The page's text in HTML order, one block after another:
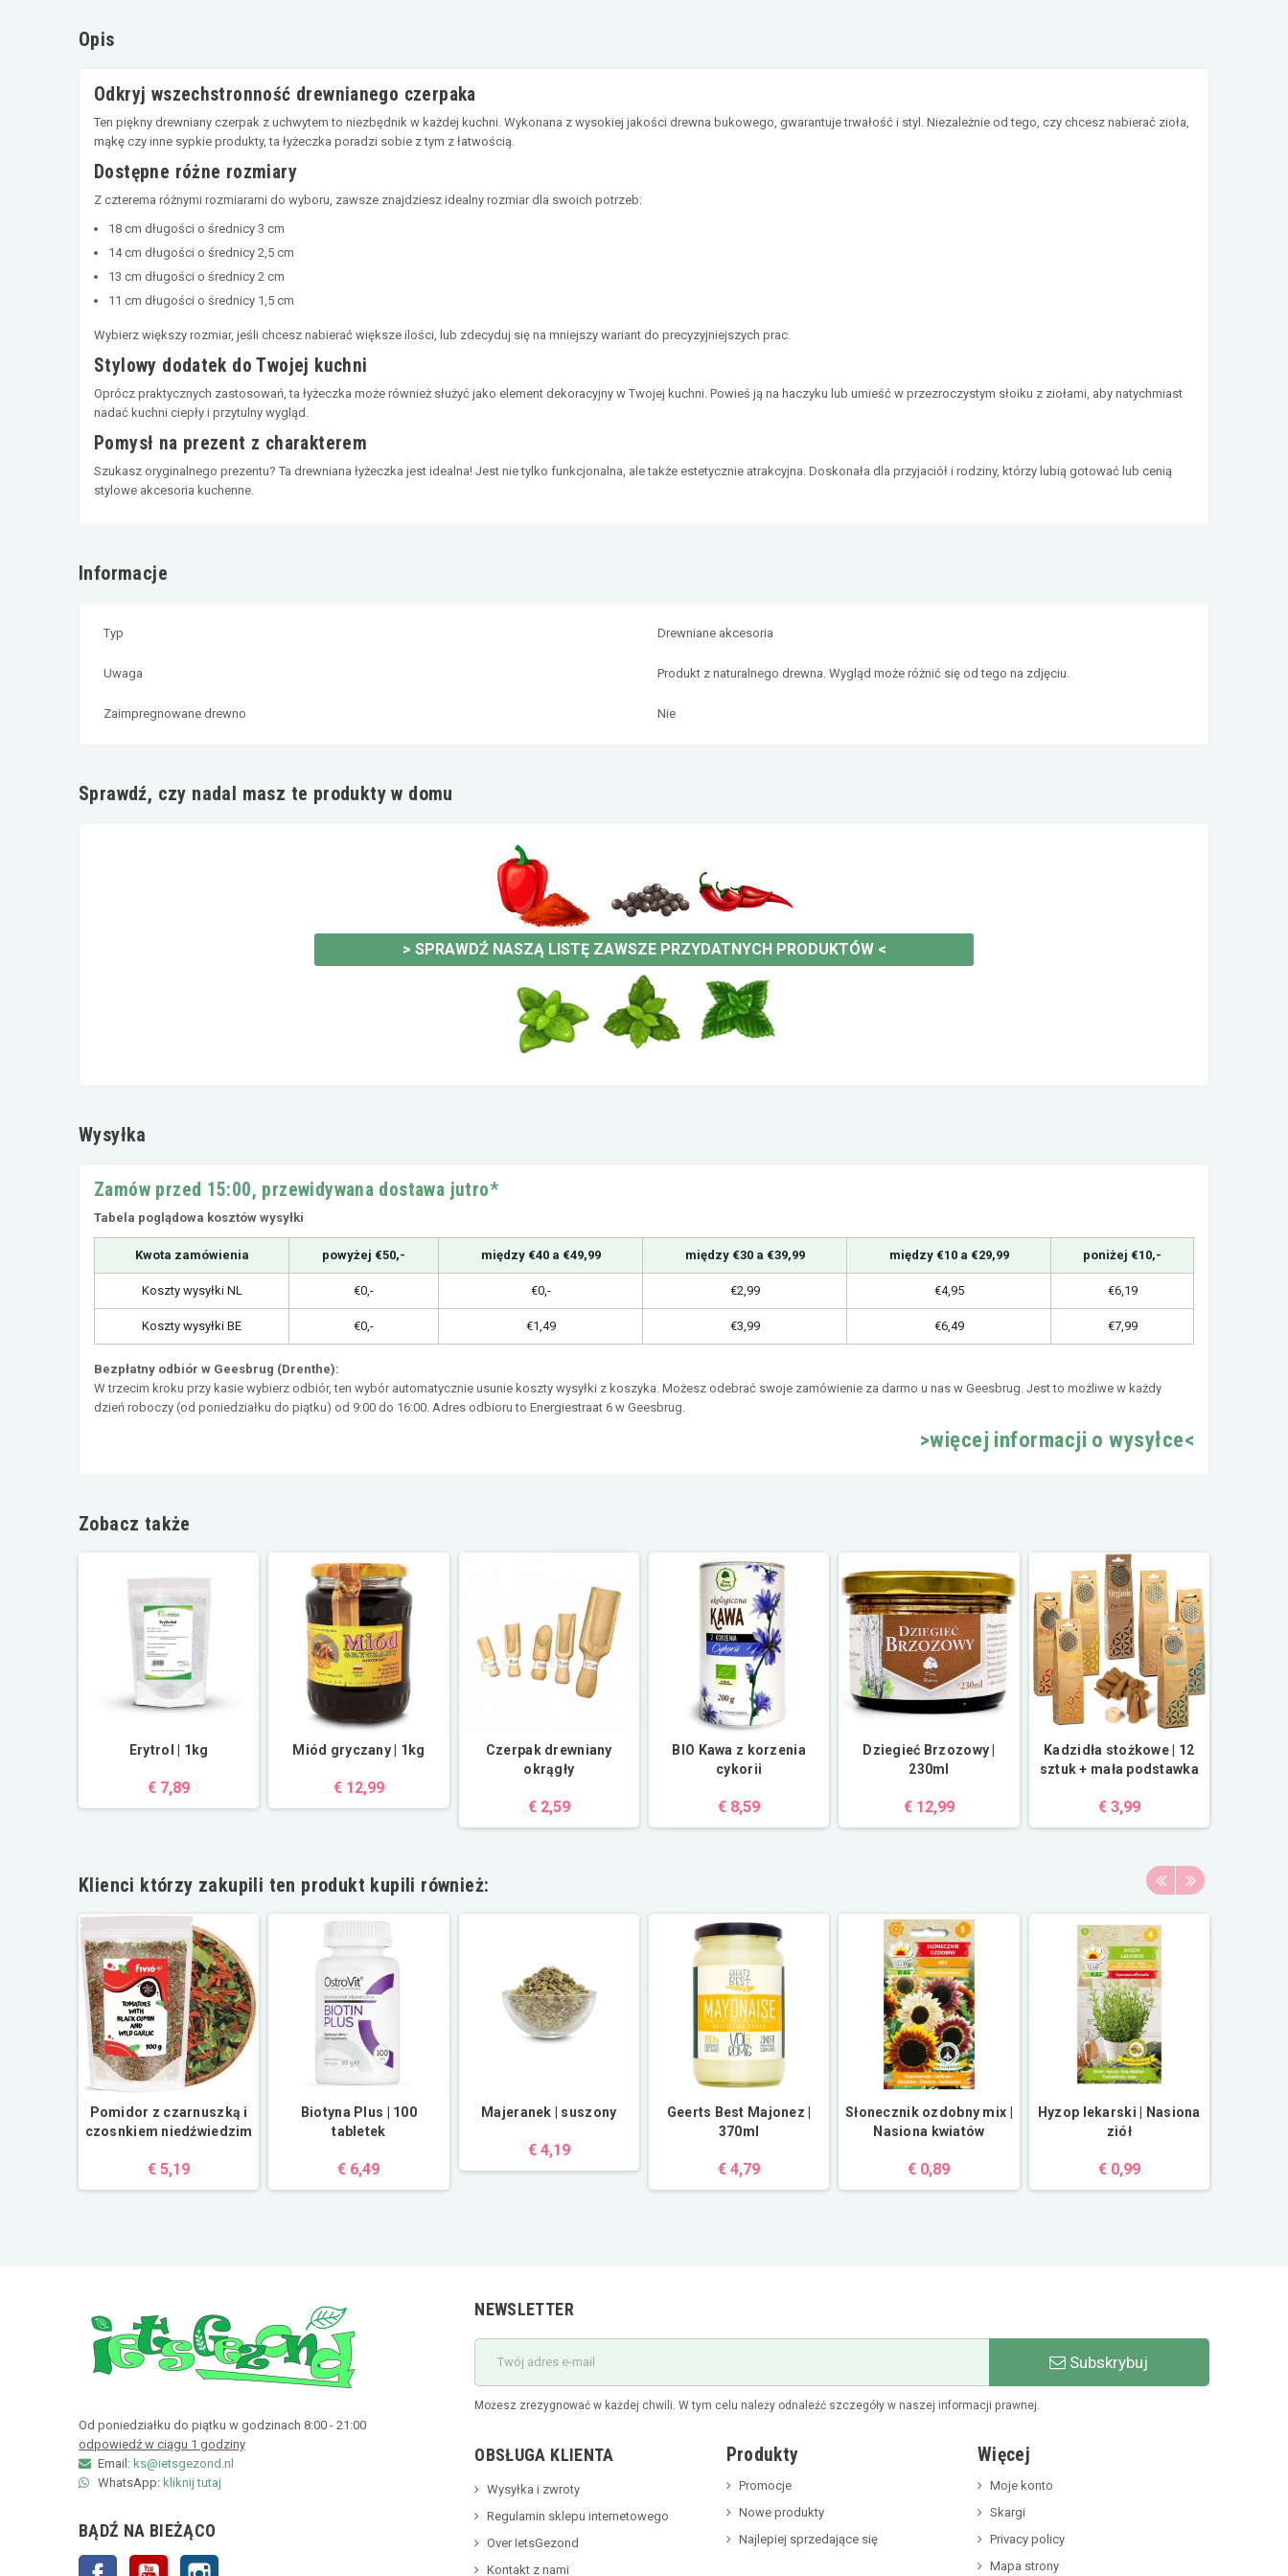
Opis
Odkryj wszechstronność drewnianego czerpaka
Ten piękny drewniany czerpak z uchwytem to niezbędnik w każdej kuchni. Wykonana z wysokiej jakości drewna bukowego, gwarantuje trwałość i styl. Niezależnie od tego, czy chcesz nabierać zioła,
mąkę czy inne sypkie produkty, ta łyżeczka poradzi sobie z tym z łatwością.
Dostępne różne rozmiary
Z czterema różnymi rozmiarami do wyboru, zawsze znajdziesz idealny rozmiar dla swoich potrzeb:
18 cm długości o średnicy 3 cm
14 cm długości o średnicy 2,5 cm
13 cm długości o średnicy 2 cm
11 cm długości o średnicy 1,5 cm
Wybierz większy rozmiar, jeśli chcesz nabierać większe ilości, lub zdecyduj się na mniejszy wariant do precyzyjniejszych prac.
Stylowy dodatek do Twojej kuchni
Oprócz praktycznych zastosowań, ta łyżeczka może również służyć jako element dekoracyjny w Twojej kuchni. Powieś ją na haczyku lub umieść w przezroczystym słoiku z ziołami, aby natychmiast
nadać kuchni ciepły i przytulny wygląd.
Pomysł na prezent z charakterem
Szukasz oryginalnego prezentu? Ta drewniana łyżeczka jest idealna! Jest nie tylko funkcjonalna, ale także estetycznie atrakcyjna. Doskonała dla przyjaciół i rodziny, którzy lubią gotować lub cenią
stylowe akcesoria kuchenne.
Informacje
Typ Drewniane akcesoria
Uwaga Produkt z naturalnego drewna. Wygląd może różnić się od tego na zdjęciu.
Zaimpregnowane drewno Nie
Sprawdź, czy nadal masz te produkty w domu
> SPRAWDŹ NASZĄ LISTĘ ZAWSZE PRZYDATNYCH PRODUKTÓW<
Wysyłka
Zamów przed 15:00, przewidywana dostawa jutro*
Tabela poglądowa kosztów wysyłki
Kwota zamówienia powyżej €50,- między €40 a €49,99 między €30 a €39,99 między €10 a €29,99 poniżej €10,-
Koszty wysyłki NL €0,- €0,- €2,99 €4,95 €6,19
Koszty wysyłki BE €0,- €1,49 €3,99 €6,49 €7,99
Bezpłatny odbiór w Geesbrug (Drenthe):
W trzecim kroku przy kasie wybierz odbiór, ten wybór automatycznie usunie koszty wysyłki z koszyka. Możesz odebrać swoje zamówienie za darmo u nas w Geesbrug. Jest to możliwe w każdy
dzień roboczy (od poniedziałku do piątku) od 9:00 do 16:00. Adres odbioru to Energiestraat 6 w Geesbrug.
>więcej informacji o wysyłce<
Zobacz także
Erytrol | 1kg
€ 7,89
Miód gryczany | 1kg
€ 12,99
Czerpak drewniany
okrągły
€ 2,59
BIO Kawa z korzenia
cykorii
€ 8,59
Dziegieć Brzozowy |
230ml
€ 12,99
Kadzidła stożkowe | 12
sztuk + mała podstawka
€ 3,99
Klienci którzy zakupili ten produkt kupili również:
Pomidor z czarnuszką i
czosnkiem niedźwiedzim
€ 5,19
Biotyna Plus | 100
tabletek
€ 6,49
Majeranek | suszony
€ 4,19
Geerts Best Majonez |
370ml
€ 4,79
Słonecznik ozdobny mix |
Nasiona kwiatów
€ 0,89
Hyzop lekarski | Nasiona
ziół
€ 0,99
Od poniedziałku do piątku w godzinach 8:00 - 21:00
odpowiedź w ciągu 1 godziny
Email: ks@ietsgezond.nl
WhatsApp: kliknij tutaj
BĄDŹ NA BIEŻĄCO
Facebook YouTube
NEWSLETTER
Subskrybuj
Możesz zrezygnować w każdej chwili. W tym celu należy odnaleźć szczegóły w naszej informacji prawnej.
OBSŁUGA KLIENTA
Wysyłka i zwroty
Regulamin sklepu internetowego
Over IetsGezond
Kontakt z nami
Produkty
Promocje
Nowe produkty
Najlepiej sprzedające się
Więcej
Moje konto
Skargi
Privacy policy
Mapa strony